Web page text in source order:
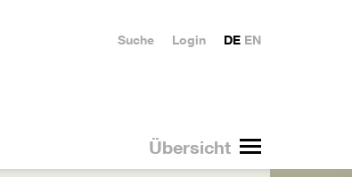
Übersicht
DE EN
Login
Suche